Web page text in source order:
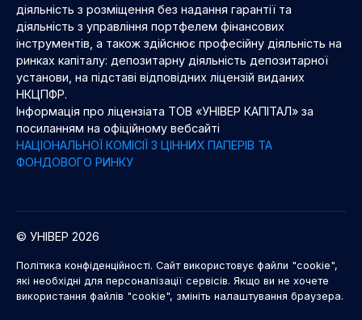
діяльність з розміщення без надання гарантії та
діяльність з управління портфелем фінансових
інструментів, а також здійснює професійну діяльність на
ринках капіталу: депозитарну діяльність депозитарної
установи, на підставі відповідних ліцензій виданих
НКЦПФР.
Інформація про ліцензіата ТОВ «УНІВЕР КАПІТАЛ» за
посиланням на офіційному вебсайті
НАЦІОНАЛЬНОЇ КОМІСІЇ З ЦІННИХ ПАПЕРІВ ТА
ФОНДОВОГО РИНКУ
© УНІВЕР 2026
Політика конфіденційності. Сайт використовує файли "cookie",
які необхідні для персоналізації сервісів. Якщо ви не хочете
використання файлів "cookie", змініть налаштування браузера.